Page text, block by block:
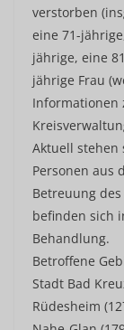
verstorben
eine 71-
jährige, eine
jährige Frau
Informationen
Aktuell stehen
Personen aus
Betreuung
befinden sich
Behandlung.
Betroffene
Stadt Bad
Rüdesheim